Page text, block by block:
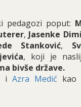
pedagozi poput:
, Jasenke
Stanković,
, koji je
bivše države.
iAzra Medić kao